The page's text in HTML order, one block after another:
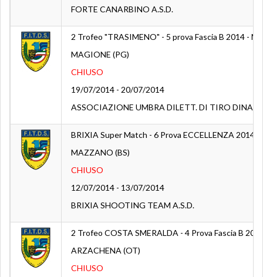
FORTE CANARBINO A.S.D.
2 Trofeo "TRASIMENO" - 5 prova Fascia B 2014 -
MAGIONE (PG)
CHIUSO
19/07/2014 - 20/07/2014
ASSOCIAZIONE UMBRA DILETT. DI TIRO
BRIXIA Super Match - 6 Prova ECCELLENZA 2014
MAZZANO (BS)
CHIUSO
12/07/2014 - 13/07/2014
BRIXIA SHOOTING TEAM A.S.D.
2 Trofeo COSTA SMERALDA - 4 Prova Fascia B
ARZACHENA (OT)
CHIUSO